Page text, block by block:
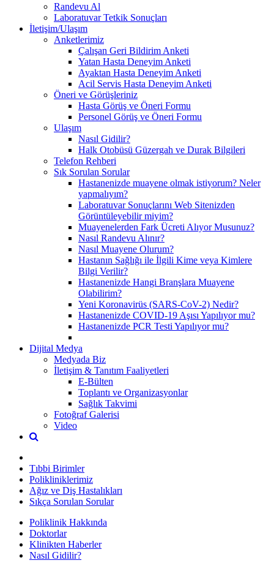
Randevu Al
Laboratuvar Tetkik Sonuçları
İletişim/Ulaşım
Anketlerimiz
Çalışan Geri Bildirim Anketi
Yatan Hasta Deneyim Anketi
Ayaktan Hasta Deneyim Anketi
Acil Servis Hasta Deneyim Anketi
Öneri ve Görüşleriniz
Hasta Görüş ve Öneri Formu
Personel Görüş ve Öneri Formu
Ulaşım
Nasıl Gidilir?
Halk Otobüsü Güzergah ve Durak Bilgileri
Telefon Rehberi
Sık Sorulan Sorular
Hastanenizde muayene olmak istiyorum? Neler
yapmalıyım?
Laboratuvar Sonuçlarını Web Sitenizden
Görüntüleyebilir miyim?
Muayenelerden Fark Ücreti Alıyor Musunuz?
Nasıl Randevu Alınır?
Nasıl Muayene Olurum?
Hastanın Sağlığı ile İlgili Kime veya Kimlere
Bilgi Verilir?
Hastanenizde Hangi Branşlara Muayene
Olabilirim?
Yeni Koronavirüs (SARS-CoV-2) Nedir?
Hastanenizde COVID-19 Aşısı Yapılıyor mu?
Hastanenizde PCR Testi Yapılıyor mu?
Dijital Medya
Medyada Biz
İletişim & Tanıtım Faaliyetleri
E-Bülten
Toplantı ve Organizasyonlar
Sağlık Takvimi
Fotoğraf Galerisi
Video
Tıbbi Birimler
Polikliniklerimiz
Ağız ve Diş Hastalıkları
Sıkça Sorulan Sorular
Poliklinik Hakkında
Doktorlar
Klinikten Haberler
Nasıl Gidilir?